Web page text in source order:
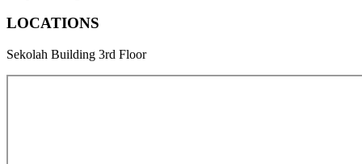
LOCATIONS
Sekolah Building 3rd Floor